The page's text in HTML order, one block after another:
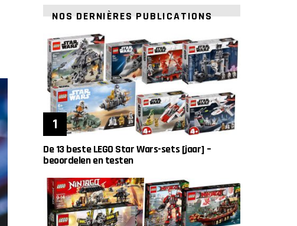
NOS DERNIÈRES PUBLICATIONS
De 13 beste LEGO Star Wars-sets [jaar] –
beoordelen en testen